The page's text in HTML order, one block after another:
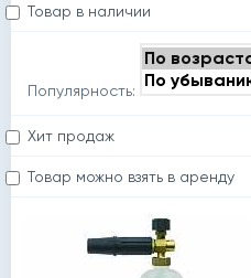
Товар в наличии
Популярность:
Хит продаж
Товар можно взять в аренду